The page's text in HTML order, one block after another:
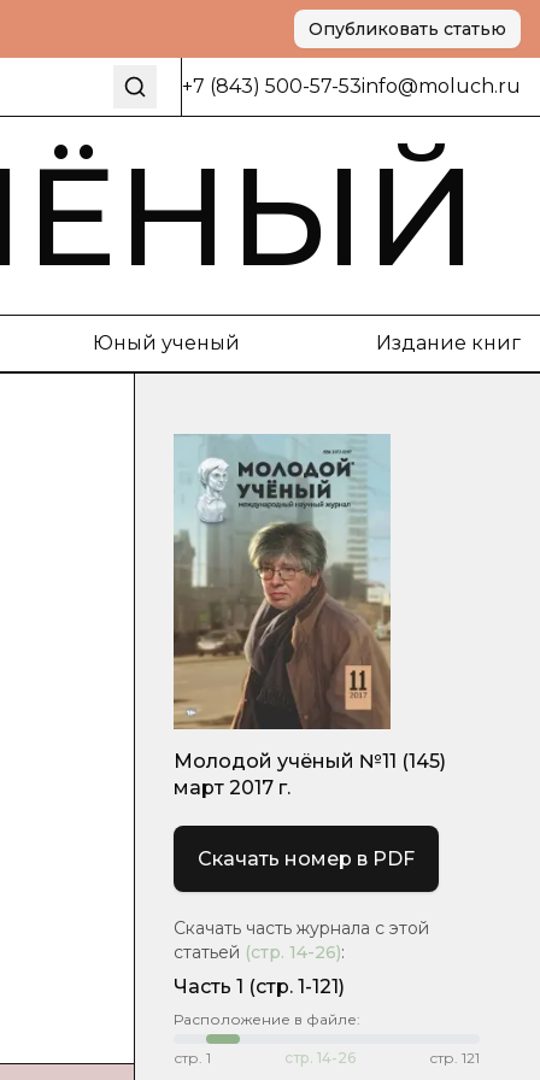
Опубликовать статью
+7 (843) 500-57-53info@moluch.ru
Юный ученый Издание книг
Молодой учёный №11 (145)
март 2017 г.
Скачать номер в PDF
Скачать часть журнала с этой
статьей (стр. 14-26):
Часть 1 (стр. 1-121)
Расположение в файле:
стр. 1 стр. 14-26 стр. 121